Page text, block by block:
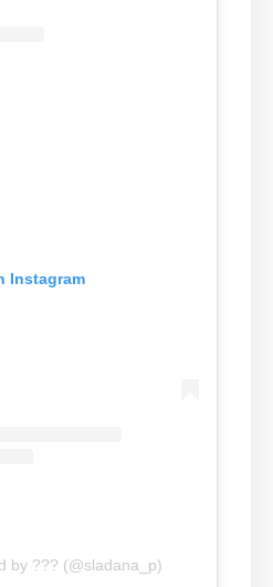
Instagram
by ??? (@sladana_p)